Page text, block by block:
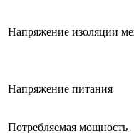
Напряжение изоляции
Напряжение питания
Потребляемая мощность